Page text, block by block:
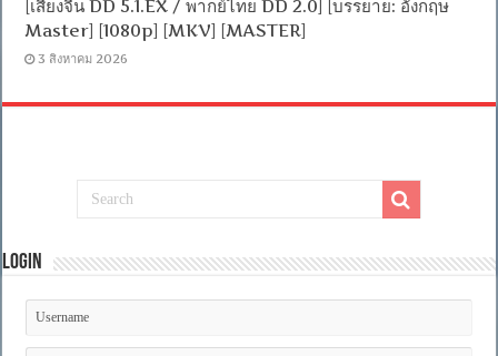
[เสียงจีน DD 5.1.EX / พากย์ไทย DD 2.0] [บรรยาย: อังกฤษ
Master] [1080p] [MKV] [MASTER]
3 สิงหาคม 2026
Login